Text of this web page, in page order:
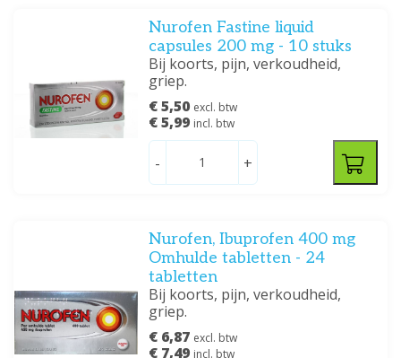
Nurofen Fastine liquid
capsules 200 mg - 10 stuks
Bij koorts, pijn, verkoudheid,
griep.
€ 5,50 excl. btw
€ 5,99 incl. btw
- +
Nurofen, Ibuprofen 400 mg
Omhulde tabletten - 24
tabletten
Bij koorts, pijn, verkoudheid,
griep.
€ 6,87 excl. btw
€ 7,49 incl. btw